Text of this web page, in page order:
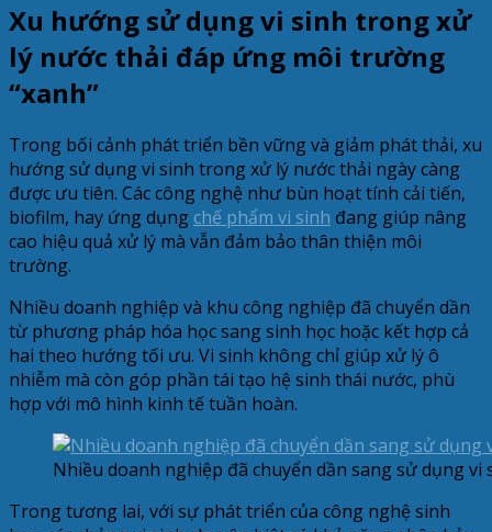
Xu hướng sử dụng vi sinh trong xử
lý nước thải đáp ứng môi trường
“xanh”
Trong bối cảnh phát triển bền vững và giảm phát thải, xu
hướng sử dụng vi sinh trong xử lý nước thải ngày càng
được ưu tiên. Các công nghệ như bùn hoạt tính cải tiến,
biofilm, hay ứng dụng chế phẩm vi sinh đang giúp nâng
cao hiệu quả xử lý mà vẫn đảm bảo thân thiện môi
trường.
Nhiều doanh nghiệp và khu công nghiệp đã chuyển dần
từ phương pháp hóa học sang sinh học hoặc kết hợp cả
hai theo hướng tối ưu. Vi sinh không chỉ giúp xử lý ô
nhiễm mà còn góp phần tái tạo hệ sinh thái nước, phù
hợp với mô hình kinh tế tuần hoàn.
Nhiều doanh nghiệp đã chuyển dần sang sử dụng
Trong tương lai, với sự phát triển của công nghệ sinh